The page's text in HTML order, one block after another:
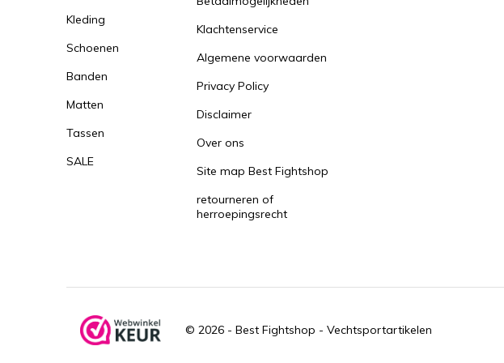
Kleding
Schoenen
Banden
Matten
Tassen
SALE
Klachtenservice
Algemene voorwaarden
Privacy Policy
Disclaimer
Over ons
Site map Best Fightshop
retourneren of
herroepingsrecht
© 2026 - Best Fightshop - Vechtsportartikelen